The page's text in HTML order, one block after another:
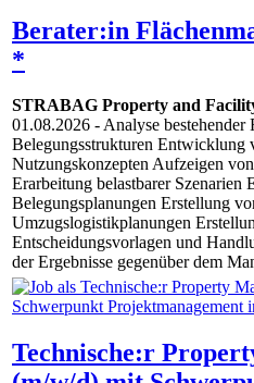
Berater:in
*
STRABAG Property and
01.08.2026 - Analyse bestehender
Belegungsstrukturen Entwicklung
Nutzungskonzepten Aufzeigen
Erarbeitung belastbarer Szenarien
Belegungsplanungen Erstellung
Umzugslogistikplanungen
Entscheidungsvorlagen und
der Ergebnisse gegenüber dem
Technische:r